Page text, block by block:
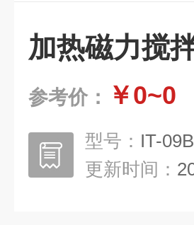
加热磁力搅
参考价： ￥0~0
型号： IT-
更新时间：